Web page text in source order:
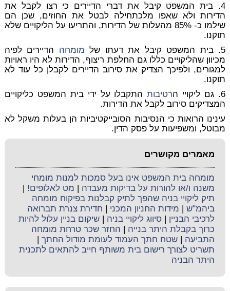
4. בית המשפט קיבל את דברי הדיירים כי רצו לקבל את
הדירות ולא שאפו מלכתחילה לבטל את החוזים, שכן הם
שילמו כ- 85% מהעלות של הדירות, והתריעו על הליקויים שלא
תוקנו.
5. בית המשפט קיבל את דעתו של
מומחה הדיירים לפיה
מכיוון שהליקויים כללו גם החלפת ריצוף, הדירות לא היו ראויות
למגורים, ולפיכך הצדיק את סירוב הדיירים לקבלן כל עוד לא
תוקנו.
6. גם ליקויי ה
רטיבותהתקבלו על ידי בית המשפט כליקויים
המצדיקים סירוב לקבל את הדירות.
עינינו הרואות כי הנסיבות הסובייקטיביות הן בעלות משקל לא
מבוטל, ומשפיעות על פסק הדין.
מאמרים מקושרים
מומחה בית המשפט אינו בעל סמכות למנות מומחי
משנה ו/או להורות על בדיקות מעבדה
מט לאלופים!
תיק ליקויי בניה שהפך לתיק קבלנות בפיקוח מומחה
ביהמ"ש
מידות החניון המכני
חדירת צנרת תברואה
לרכיבי הבניין |סיווג ליקויי בניה |שיקום בניין עלול להיות
כרוך בקבלת היתר בנייה
החזר שכר טרחת מומחה
התביעה |שטח חתך העמוד לעומת מודול החתך
תשריט לצורך רישום בית משותף חייב להתאים לתכנית
היתר הבניה